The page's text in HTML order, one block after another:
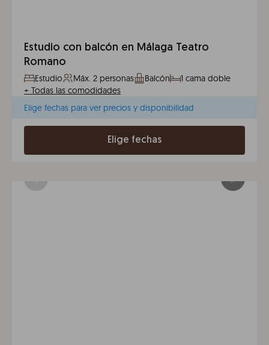
Estudio con balcón en Málaga Teatro
Romano
Estudio Máx. 2 personas Balcón
1 cama doble
+ Todas las comodidades
Elige fechas para ver precios y disponibilidad
Elige fechas